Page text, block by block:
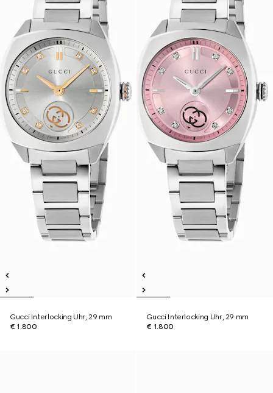
Gucci Interlocking Uhr, 29 mm
€ 1.800
Gucci Interlocking Uhr, 29 mm
€ 1.800